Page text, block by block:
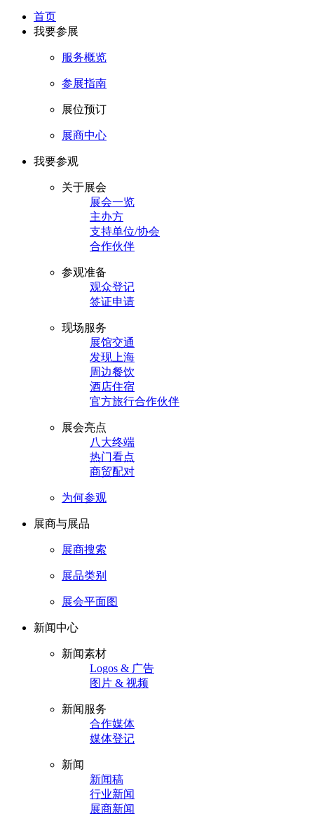
首页
我要参展
服务概览
参展指南
展位预订
展商中心
我要参观
关于展会
展会一览
主办方
支持单位/协会
合作伙伴
参观准备
观众登记
签证申请
现场服务
展馆交通
发现上海
周边餐饮
酒店住宿
官方旅行合作伙伴
展会亮点
八大终端
热门看点
商贸配对
为何参观
展商与展品
展商搜索
展品类别
展会平面图
新闻中心
新闻素材
Logos & 广告
图片 & 视频
新闻服务
合作媒体
媒体登记
新闻
新闻稿
行业新闻
展商新闻